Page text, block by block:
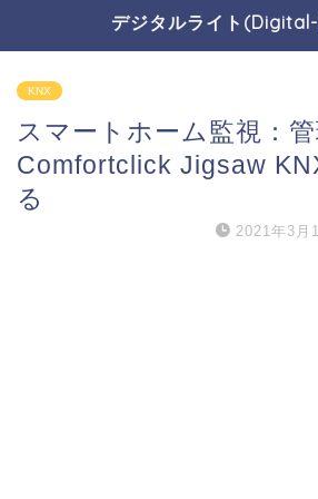
デジタルライト
KNX
スマートホーム監視：
Comfortclick Jigsaw
る
2021年3月